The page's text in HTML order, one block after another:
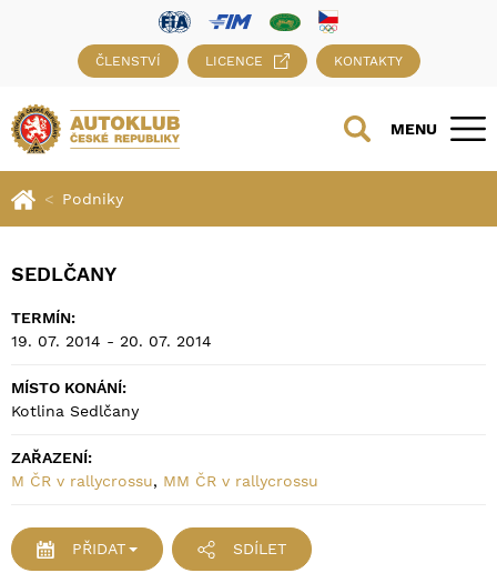
ČLENSTVÍ LICENCE KONTAKTY
MENU
Podniky
SEDLČANY
TERMÍN:
19. 07. 2014 - 20. 07. 2014
MÍSTO KONÁNÍ:
Kotlina Sedlčany
ZAŘAZENÍ:
M ČR v rallycrossu, MM ČR v rallycrossu
PŘIDAT SDÍLET